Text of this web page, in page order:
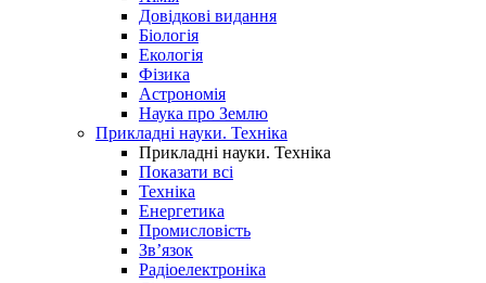
Довідкові видання
Біологія
Екологія
Фізика
Астрономія
Наука про Землю
Прикладні науки. Техніка
Прикладні науки. Техніка
Показати всі
Техніка
Енергетика
Промисловість
Зв’язок
Радіоелектроніка